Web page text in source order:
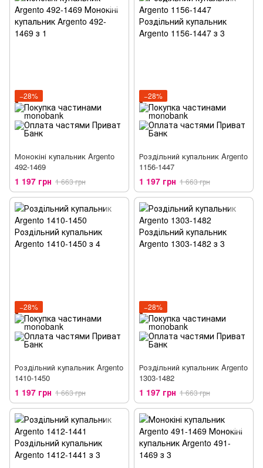
−28%
Монокіні купальник Argento
492-1469
1 197 грн 1 663 грн
−28%
Роздільний купальник Argento
1156-1447
1 197 грн 1 663 грн
−28%
Роздільний купальник Argento
1410-1450
1 197 грн 1 663 грн
−28%
Роздільний купальник Argento
1303-1482
1 197 грн 1 663 грн